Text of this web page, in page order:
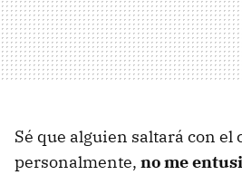
Sé que alguien saltará con el
personalmente, no me